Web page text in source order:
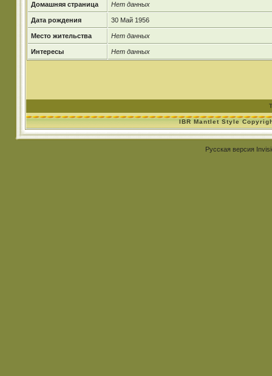
Домашняя страница Нет данных
Дата рождения 30 Май 1956
Место жительства Нет данных
Интересы Нет данных
IBR Mantlet Style
Русская версия